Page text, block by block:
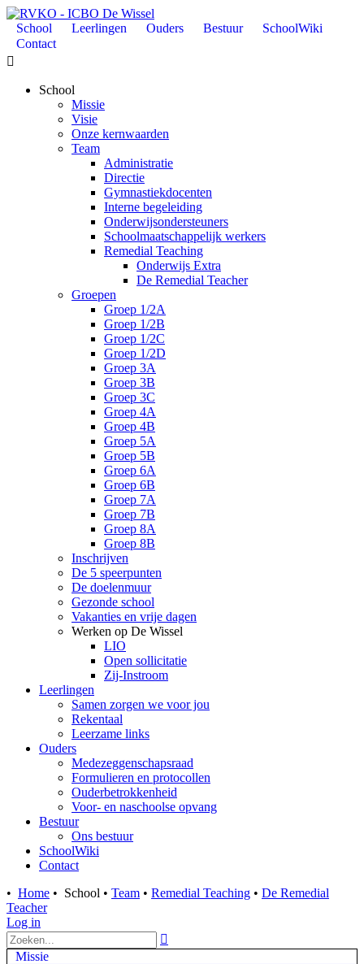
School Leerlingen Ouders Bestuur
SchoolWiki
Contact

School
Missie
Visie
Onze kernwaarden
Team
Administratie
Directie
Gymnastiekdocenten
Interne begeleiding
Onderwijsondersteuners
Schoolmaatschappelijk werkers
Remedial Teaching
Onderwijs Extra
De Remedial Teacher
Groepen
Groep 1/2A
Groep 1/2B
Groep 1/2C
Groep 1/2D
Groep 3A
Groep 3B
Groep 3C
Groep 4A
Groep 4B
Groep 5A
Groep 5B
Groep 6A
Groep 6B
Groep 7A
Groep 7B
Groep 8A
Groep 8B
Inschrijven
De 5 speerpunten
De doelenmuur
Gezonde school
Vakanties en vrije dagen
Werken op De Wissel
LIO
Open sollicitatie
Zij-Instroom
Leerlingen
Samen zorgen we voor jou
Rekentaal
Leerzame links
Ouders
Medezeggenschapsraad
Formulieren en protocollen
Ouderbetrokkenheid
Voor- en naschoolse opvang
Bestuur
Ons bestuur
SchoolWiki
Contact
• Home • School • Team • Remedial Teaching • De Remedial
Teacher
Log in

Missie